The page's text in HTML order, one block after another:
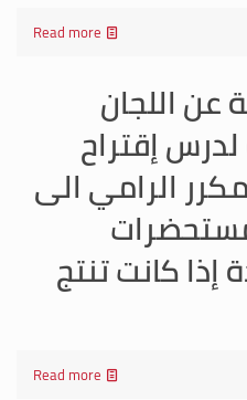
Read more
عن اللجان
لدرس إقتراح
الرامي الى
إذا كانت تنتج
Read more